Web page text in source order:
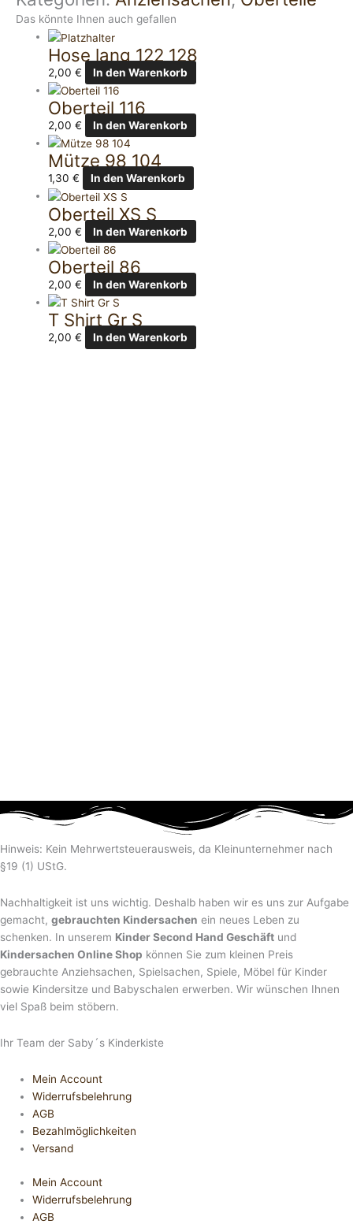
Das könnte Ihnen auch gefallen
Hose lang 122 128
2,00€ In den Warenkorb
Oberteil 116
2,00€ In den Warenkorb
Mütze 98 104
1,30€ In den Warenkorb
Oberteil XS S
2,00€ In den Warenkorb
Oberteil 86
2,00€ In den Warenkorb
T Shirt Gr S
2,00€ In den Warenkorb
Hinweis: Kein Mehrwertsteuerausweis, da Kleinunternehmer nach
§19 (1) UStG.
Nachhaltigkeit ist uns wichtig. Deshalb haben wir es uns zur Aufgabe
gemacht, gebrauchten Kindersachen ein neues Leben zu
schenken. In unserem Kinder Second Hand Geschäft und
Kindersachen Online Shop können Sie zum kleinen Preis
gebrauchte Anziehsachen, Spiel­sachen, Spiele, Möbel für Kinder
sowie Kindersitze und Babyschalen erwerben. Wir wünschen Ihnen
viel Spaß beim stöbern.
Ihr Team der Saby´s Kinderkiste
Mein Account
Widerrufsbelehrung
AGB
Bezahlmöglichkeiten
Versand
Mein Account
Widerrufsbelehrung
AGB